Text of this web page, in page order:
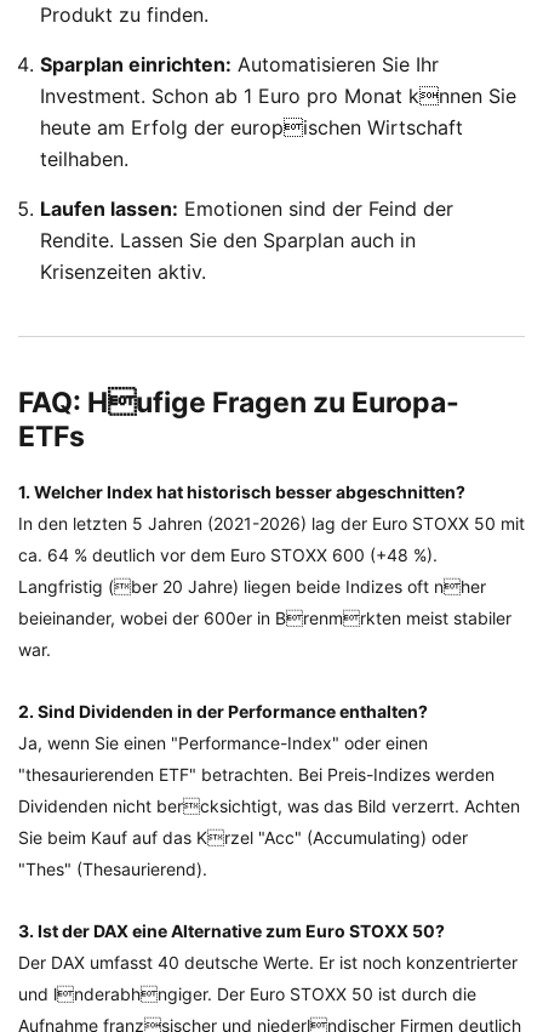
Produkt zu finden.
Sparplan einrichten: Automatisieren Sie Ihr
Investment. Schon ab 1 Euro pro Monat knnen Sie
heute am Erfolg der europischen Wirtschaft
teilhaben.
Laufen lassen: Emotionen sind der Feind der
Rendite. Lassen Sie den Sparplan auch in
Krisenzeiten aktiv.
FAQ: Hufige Fragen zu Europa-
ETFs
1. Welcher Index hat historisch besser abgeschnitten?
In den letzten 5 Jahren (2021-2026) lag der Euro STOXX 50 mit
ca. 64 % deutlich vor dem Euro STOXX 600 (+48 %).
Langfristig (ber 20 Jahre) liegen beide Indizes oft nher
beieinander, wobei der 600er in Brenmrkten meist stabiler
war.
2. Sind Dividenden in der Performance enthalten?
Ja, wenn Sie einen "Performance-Index" oder einen
"thesaurierenden ETF" betrachten. Bei Preis-Indizes werden
Dividenden nicht bercksichtigt, was das Bild verzerrt. Achten
Sie beim Kauf auf das Krzel "Acc" (Accumulating) oder
"Thes" (Thesaurierend).
3. Ist der DAX eine Alternative zum Euro STOXX 50?
Der DAX umfasst 40 deutsche Werte. Er ist noch konzentrierter
und lnderabhngiger. Der Euro STOXX 50 ist durch die
Aufnahme franzsischer und niederlndischer Firmen deutlich